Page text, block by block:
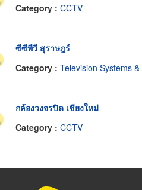
Category : CCTV
ซีซีทีวี สุราษฎร์
Category : Television Systems & Equipment-
กล้องวงจรปิด เชียงใหม่
Category : CCTV